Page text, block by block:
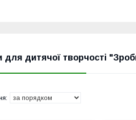
для дитячої творчості